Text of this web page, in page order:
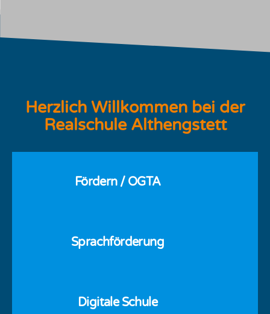
Unser Shop
Die RSA zum Mitnehmen
Hier klicken
Herzlich Willkommen bei der
Realschule Althengstett
Fördern / OGTA
Sprachförderung
Digitale Schule